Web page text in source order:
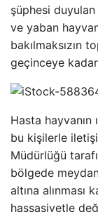
şüphesi
ve yaban
bakılmaksızın
geçinceye
Hasta hayvanın
bu kişilerle
Müdürlüğü
bölgede
altına alınması
hassasiyetle